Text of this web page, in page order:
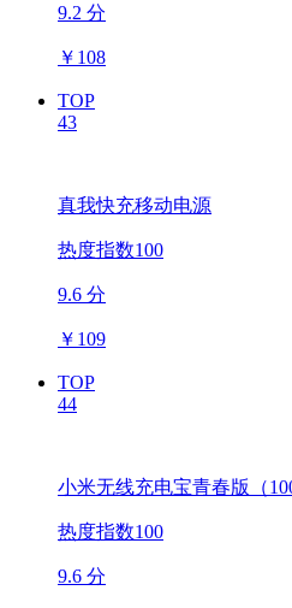
9.2 分
￥ 108
TOP
43
真我快充移动电源
热度指数100
9.6 分
￥ 109
TOP
44
小米无线充电宝青春版（
热度指数100
9.6 分